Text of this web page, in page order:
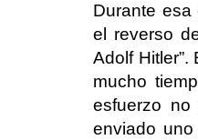
Durante
el reverso
Adolf
mucho
esfuerzo
enviado